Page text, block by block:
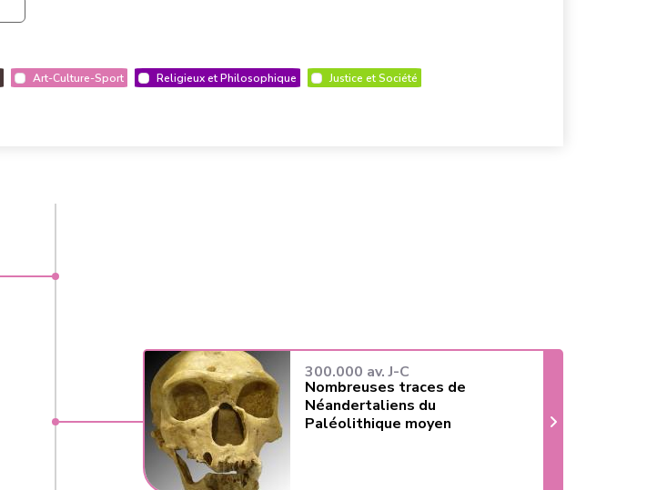
Art-Culture-Sport Religieux et Philosophique Justice et Société
300.000 av. J-C
Nombreuses traces de
Néandertaliens du
Paléolithique moyen